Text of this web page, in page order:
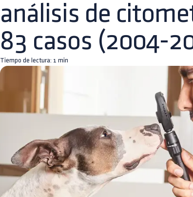
análisis de
83 casos (2004-
Tiempo de lectura: 1 min